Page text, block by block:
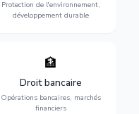
Protection de l'environnement,
développement durable
développement durable.
🏦
Droit bancaire
Opérations bancaires, marchés
financiers
Gestion de vos opérations
financières : contentieux
bancaire, investissements et
régulation.